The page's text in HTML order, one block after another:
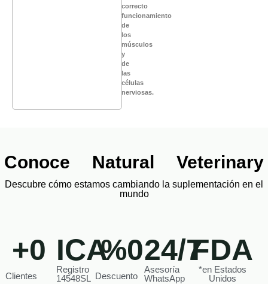
correcto
funcionamiento
de
los
músculos
y
de
las
células
nerviosas.
Conoce Natural Veterinary
Descubre cómo estamos cambiando la suplementación en el
mundo
Clientes
+0 ICA
Registro
14548SL Descuento
%024/7
Asesoría
WhatsApp
FDA
*en Estados
Unidos